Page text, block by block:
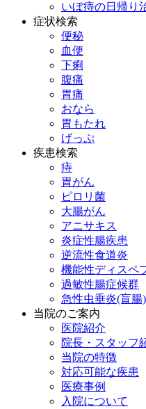
いぼ痔の日帰り
症状検索
便秘
血便
下痢
腹痛
胃痛
おなら
胃もたれ
げっぷ
疾患検索
痔
胃がん
ピロリ菌
大腸がん
アニサキス
炎症性腸疾患
逆流性食道炎
機能性ディスペ
過敏性腸症候群
急性虫垂炎(盲腸)
当院のご案内
医院紹介
院長・スタッフ
当院の特徴
対応可能な疾患
医療事例
入院について